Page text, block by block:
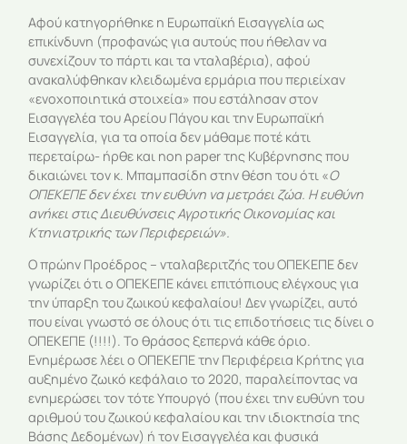
Αφού κατηγορήθηκε η Ευρωπαϊκή Εισαγγελία ως
επικίνδυνη (προφανώς για αυτούς που ήθελαν να
συνεχίζουν το πάρτι και τα νταλαβέρια), αφού
ανακαλύφθηκαν κλειδωμένα ερμάρια που περιείχαν
«ενοχοποιητικά στοιχεία» που εστάλησαν στον
Εισαγγελέα του Αρείου Πάγου και την Ευρωπαϊκή
Εισαγγελία, για τα οποία δεν μάθαμε ποτέ κάτι
περεταίρω- ήρθε και non paper της Κυβέρνησης που
δικαιώνει τον κ. Μπαμπασίδη στην θέση του ότι «Ο
ΟΠΕΚΕΠΕ δεν έχει την ευθύνη να μετράει ζώα. Η ευθύνη
ανήκει στις Διευθύνσεις Αγροτικής Οικονομίας και
Κτηνιατρικής των Περιφερειών».
Ο πρώην Προέδρος – νταλαβεριτζής του ΟΠΕΚΕΠΕ δεν
γνωρίζει ότι ο ΟΠΕΚΕΠΕ κάνει επιτόπιους ελέγχους για
την ύπαρξη του ζωικού κεφαλαίου! Δεν γνωρίζει, αυτό
που είναι γνωστό σε όλους ότι τις επιδοτήσεις τις δίνει ο
ΟΠΕΚΕΠΕ (!!!!). Το θράσος ξεπερνά κάθε όριο.
Ενημέρωσε λέει ο ΟΠΕΚΕΠΕ την Περιφέρεια Κρήτης για
αυξημένο ζωικό κεφάλαιο το 2020, παραλείποντας να
ενημερώσει τον τότε Υπουργό (που έχει την ευθύνη του
αριθμού του ζωικού κεφαλαίου και την ιδιοκτησία της
Βάσης Δεδομένων) ή τον Εισαγγελέα και φυσικά